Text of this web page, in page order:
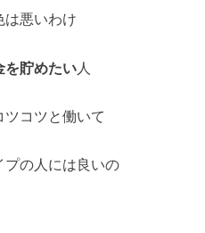
は悪いわけ
を貯めたい 人
コツと働いて
プの人には良いの